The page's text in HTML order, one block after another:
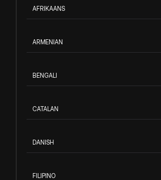
AFRIKAANS
ARMENIAN
BENGALI
CATALAN
DANISH
FILIPINO